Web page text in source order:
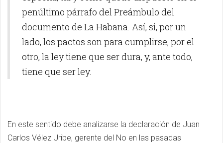
penúltimo párrafo del Preámbulo del
documento de La Habana. Así, si, por un
lado, los pactos son para cumplirse, por el
otro, la ley tiene que ser dura, y, ante todo,
tiene que ser ley.
En este sentido debe analizarse la declaración de Juan
Carlos Vélez Uribe, gerente del No en las pasadas